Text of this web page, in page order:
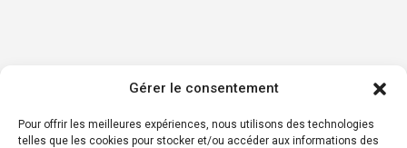
Gérer le consentement
Pour offrir les meilleures expériences, nous utilisons des technologies
telles que les cookies pour stocker et/ou accéder aux informations des